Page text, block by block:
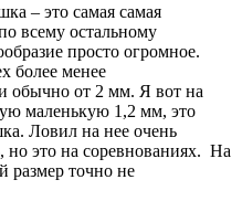
– это самая самая
всему остальному
просто огромное.
более менее
от 2 мм. Я вот на
маленькую 1,2 мм, это
Ловил на нее очень
но это на соревнованиях. На
размер точно не